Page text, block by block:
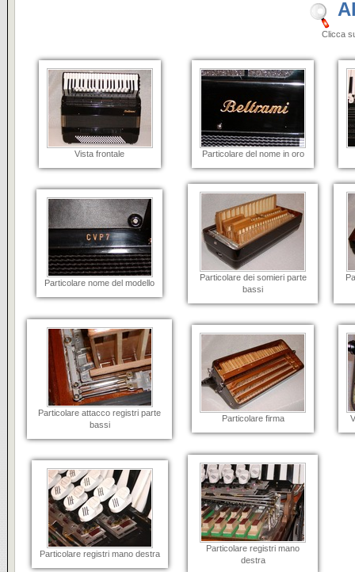
Clicca sulle
Vista frontale Particolare del nome in oro
Particolare nome del modello
Particolare dei somieri parte
bassi
Particolare attacco registri parte
bassi
Particolare firma
Particolare registri mano destra
Particolare registri mano
destra